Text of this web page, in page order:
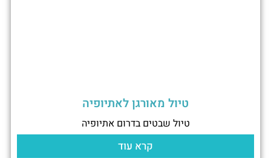
טיול מאורגן לאתיופיה
טיול שבטים בדרום אתיופיה
קרא עוד